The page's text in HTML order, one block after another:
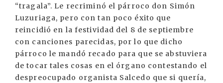
“tragala”. Le recriminó el párroco don Simón
Luzuriaga, pero con tan poco éxito que
reincidió en la festividad del 8 de septiembre
con canciones parecidas, por lo que dicho
párroco le mandó recado para que se abstuviera
de tocar tales cosas en el órgano contestando el
despreocupado organista Salcedo que si quería,